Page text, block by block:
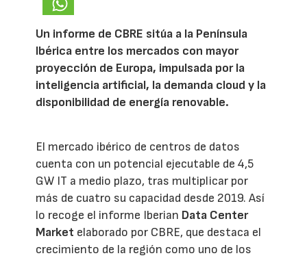
Un informe de CBRE sitúa a la Península
Ibérica entre los mercados con mayor
proyección de Europa, impulsada por la
inteligencia artificial, la demanda cloud y la
disponibilidad de energía renovable.
El mercado ibérico de centros de datos
cuenta con un potencial ejecutable de 4,5
GW IT a medio plazo, tras multiplicar por
más de cuatro su capacidad desde 2019. Así
lo recoge el informe Iberian Data Center
Market elaborado por CBRE, que destaca el
crecimiento de la región como uno de los